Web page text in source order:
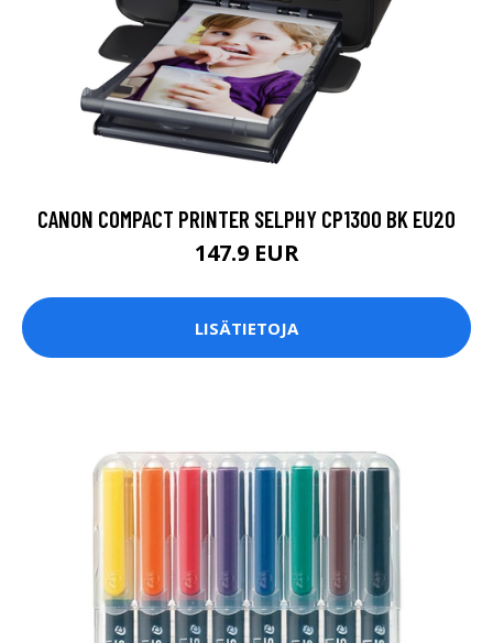
CANON COMPACT PRINTER SELPHY CP1300 BK EU20
147.9 EUR
LISÄTIETOJA